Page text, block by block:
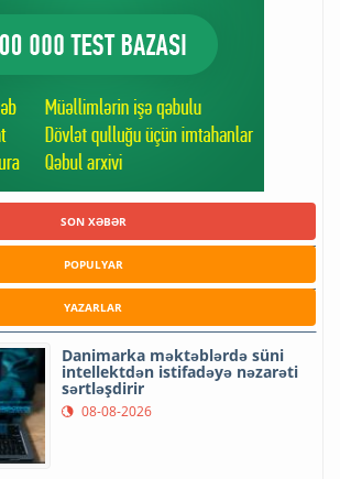
SON XƏBƏR
POPULYAR
YAZARLAR
Danimarka məktəblərdə süni
intellektdən istifadəyə nəzarəti
sərtləşdirir
08-08-2026